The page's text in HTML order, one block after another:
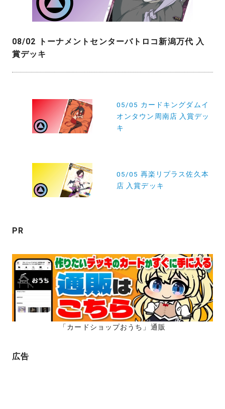
08/02 トーナメントセンターバトロコ新潟万代 入
賞デッキ
ン
05/05 カードキングダムイ
オンタウン周南店 入賞デッ
キ
05/05 再楽リプラス佐久本
店 入賞デッキ
PR
「カードショップおうち」通販
広告